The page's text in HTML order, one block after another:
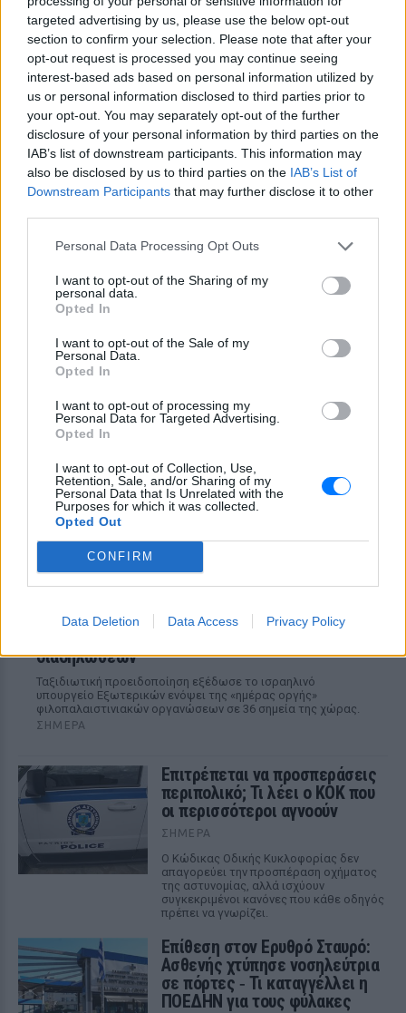
targeted advertising by us, please use the below opt-out
section to confirm your selection. Please note that after your
opt-out request is processed you may continue seeing
interest-based ads based on personal information utilized by
us or personal information disclosed to third parties prior to
your opt-out. You may separately opt-out of the further
disclosure of your personal information by third parties on the
IAB’s list of downstream participants. This information may
also be disclosed by us to third parties on the IAB’s List of
Downstream Participants that may further disclose it to other
Personal Data Processing Opt Outs
I want to opt-out of the Sharing of my
personal data.
Opted In
I want to opt-out of the Sale of my
Personal Data.
Opted In
I want to opt-out of processing my
Personal Data for Targeted Advertising.
Opted In
I want to opt-out of Collection, Use,
Retention, Sale, and/or Sharing of my
Personal Data that Is Unrelated with the
Purposes for which it was collected.
Opted Out
CONFIRM
Data Deletion Data Access Privacy Policy
ΣΉΜΕΡΑ
Πυρκαγιά στο διυλιστήριο της Τζαζάν
μετά από επίθεση drone - Η Τεχεράνη
απαιτεί αποχώρηση αμερικανικών
δυνάμεων, άρση κυρώσεων και
αποζημιώσεις πριν ανοίξει η κρίσιμη
θαλάσσια δίοδος
Ελικόπτερο προσγειώθηκε στο
Σαρακήνικο για να κάνουν
μπάνιο οι επιβάτες του
κατέγραψε το περιστατικό μίλησε στον
παραλία
πότε παραδίδεται
κατασκευάζεται στο πλαίσιο της Διπλής
Ανάπλασης, αποτελεί μέρος ενός νέου
Ισραηλινό ΥΠΕΞ προς τουρίστες στην Ελλάδα:
διαδηλώσεων
Ταξιδιωτική προειδοποίηση εξέδωσε το ισραηλινό
υπουργείο Εξωτερικών ενόψει της «ημέρας οργής»
φιλοπαλαιστινιακών οργανώσεων σε 36 σημεία της χώρας.
ΣΉΜΕΡΑ
Επιτρέπεται να προσπεράσεις
περιπολικό; Τι λέει ο ΚΟΚ που
οι περισσότεροι αγνοούν
ΣΉΜΕΡΑ
Ο Κώδικας Οδικής Κυκλοφορίας δεν
απαγορεύει την προσπέραση οχήματος
της αστυνομίας, αλλά ισχύουν
συγκεκριμένοι κανόνες που κάθε οδηγός
πρέπει να γνωρίζει.
Επίθεση στον Ερυθρό Σταυρό:
Ασθενής χτύπησε νοσηλεύτρια
σε πόρτες ‑ Τι καταγγέλλει η
ΠΟΕΔΗΝ για τους φύλακες